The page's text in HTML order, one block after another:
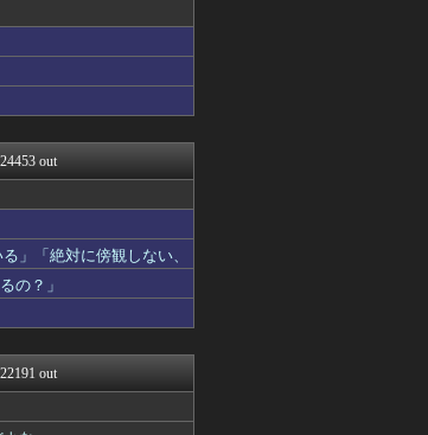
タジアム＠なん...
き（保守）
んねる｜２ちゃ...
out
」「絶対に傍観しない、
の？」
out